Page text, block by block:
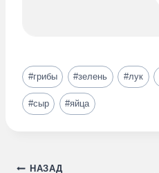
Метки
записи:
#грибы #зелень #лук
#сыр #яйца
НАЗАД